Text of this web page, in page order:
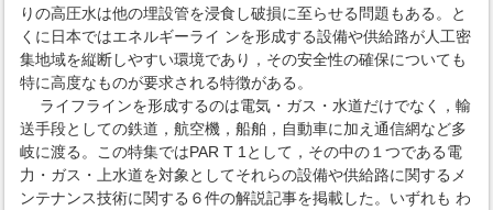
りの高圧水は他の埋設管を浸食し破損に至らせる問題もある。と
くに日本ではエネルギーライ ンを形成する設備や供給路が人工密
集地域を縦断しやすい環境であり，その安全性の確保についても
特に高度なものが要求される特徴がある。
ライフラインを形成するのは電気・ガス・水道だけでなく，輸
送手段としての鉄道，航空機，船舶，自動車に加え通信網など多
岐に渡る。この特集ではPAR T 1として，その中の１つである電
力・ガス・上水道を対象としてそれらの設備や供給路に関するメ
ンテナンス技術に関する６件の解説記事を掲載した。いずれも わ